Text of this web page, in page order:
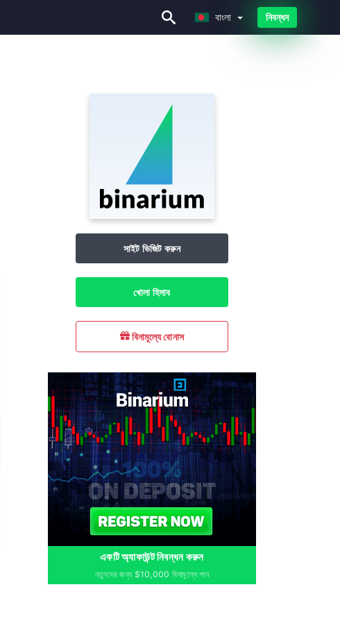
বাংলা নিবন্ধন
সাইট ভিজিট করুন
খোলা হিসাব
বিনামূল্যে বোনাস
একটি অ্যাকাউন্ট নিবন্ধন করুন
নতুনদের জন্য $10,000 বিনামূল্যে পান